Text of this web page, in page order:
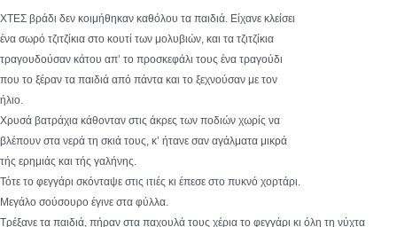
ΧΤΕΣ βράδι δεν κοιμήθηκαν καθόλου τα παιδιά. Είχανε κλείσει
ένα σωρό τζιτζίκια στο κουτί των μολυβιών, και τα τζιτζίκια
τραγουδούσαν κάτου απ’ το προσκεφάλι τους ένα τραγούδι
που το ξέραν τα παιδιά από πάντα και το ξεχνούσαν με τον
ήλιο.
Χρυσά βατράχια κάθονταν στις άκρες των ποδιών χωρίς να
βλέπουν στα νερά τη σκιά τους, κ’ ήτανε σαν αγάλματα μικρά
τής ερημιάς και τής γαλήνης.
Τότε το φεγγάρι σκόνταψε στις ιτιές κι έπεσε στο πυκνό χορτάρι.
Μεγάλο σούσουρο έγινε στα φύλλα.
Τρέξανε τα παιδιά, πήραν στα παχουλά τους χέρια το φεγγάρι κι όλη τη νύχτα